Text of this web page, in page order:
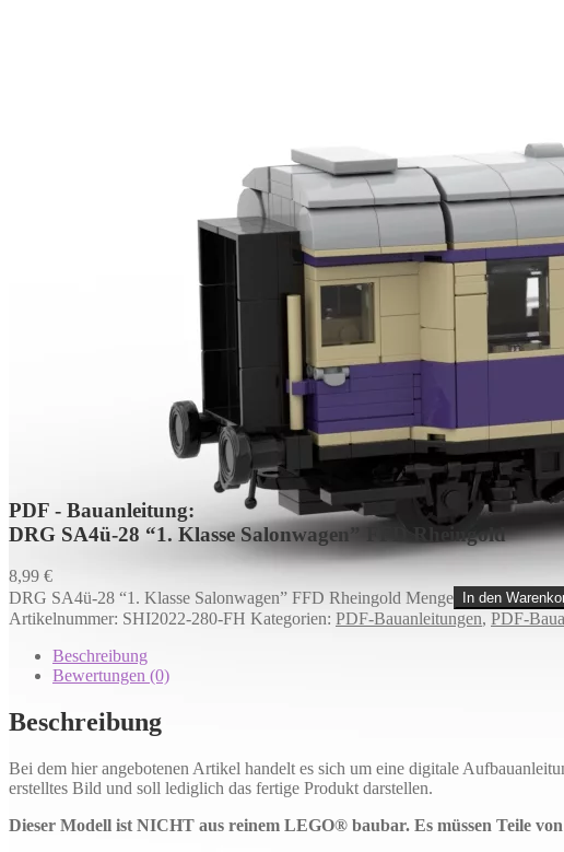
PDF - Bauanleitung:
DRG SA4ü-28 “1. Klasse Salonwagen” FFD Rheingold
8,99 €
DRG SA4ü-28 “1. Klasse Salonwagen” FFD Rheingold Menge
In den
Artikelnummer: SHI2022-280-FH Kategorien: PDF-Bauanleitungen, PDF-
Beschreibung
Bewertungen (0)
Beschreibung
Bei dem hier angebotenen Artikel handelt es sich um eine digitale
erstelltes Bild und soll lediglich das fertige Produkt darstellen.
Dieser Modell ist NICHT aus reinem LEGO® baubar. Es müssen Teile